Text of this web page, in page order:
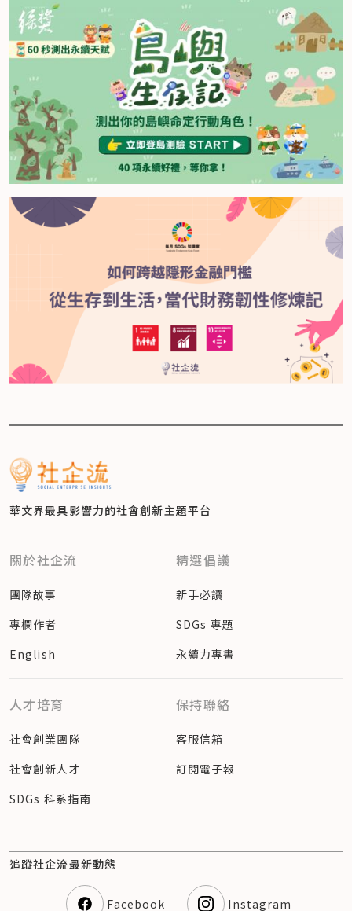
華文界最具影響力的社會創新主題平台
關於社企流
團隊故事
專欄作者
English
精選倡議
新手必讀
SDGs 專題
永續力專書
人才培育
社會創業團隊
社會創新人才
SDGs 科系指南
保持聯絡
客服信箱
訂閱電子報
追蹤社企流最新動態
Facebook Instagram